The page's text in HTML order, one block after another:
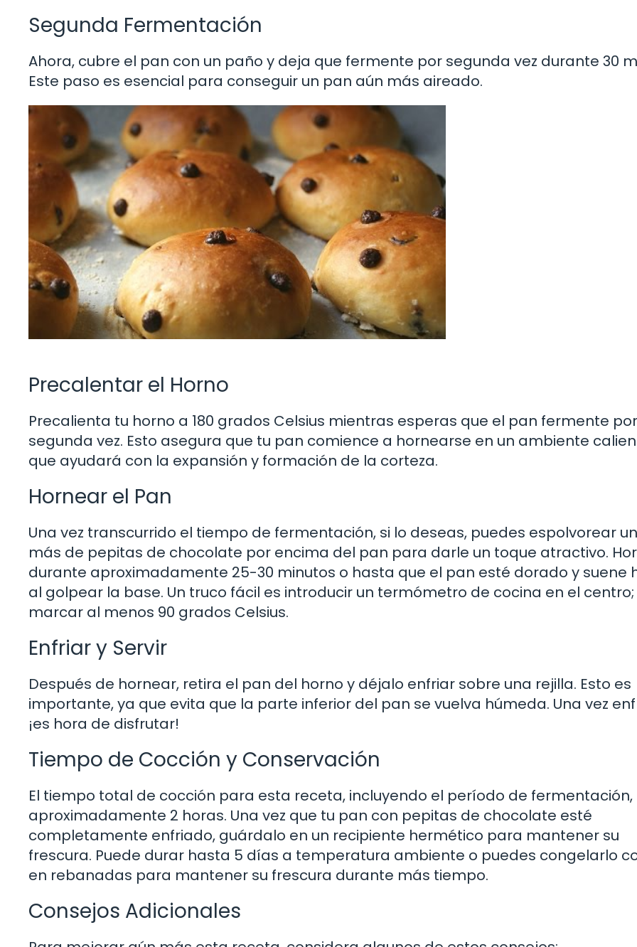
Segunda Fermentación
Ahora, cubre el pan con un paño y deja que fermente por segunda vez durante 30
Este paso es esencial para conseguir un pan aún más aireado.
Precalentar el Horno
Precalienta tu horno a 180 grados Celsius mientras esperas que el pan fermente por
segunda vez. Esto asegura que tu pan comience a hornearse en un ambiente
que ayudará con la expansión y formación de la corteza.
Hornear el Pan
Una vez transcurrido el tiempo de fermentación, si lo deseas, puedes espolvorear
más de pepitas de chocolate por encima del pan para darle un toque atractivo.
durante aproximadamente 25-30 minutos o hasta que el pan esté dorado y suene
al golpear la base. Un truco fácil es introducir un termómetro de cocina en el
marcar al menos 90 grados Celsius.
Enfriar y Servir
Después de hornear, retira el pan del horno y déjalo enfriar sobre una rejilla. Esto es
importante, ya que evita que la parte inferior del pan se vuelva húmeda. Una vez
¡es hora de disfrutar!
Tiempo de Cocción y Conservación
El tiempo total de cocción para esta receta, incluyendo el período de fermentación,
aproximadamente 2 horas. Una vez que tu pan con pepitas de chocolate esté
completamente enfriado, guárdalo en un recipiente hermético para mantener su
frescura. Puede durar hasta 5 días a temperatura ambiente o puedes congelarlo
en rebanadas para mantener su frescura durante más tiempo.
Consejos Adicionales